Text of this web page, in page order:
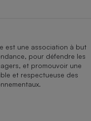
est une association à but
pour défendre les
et promouvoir une
et respectueuse des